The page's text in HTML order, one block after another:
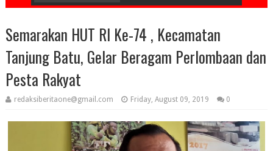
Semarakan HUT RI Ke-74 , Kecamatan
Tanjung Batu, Gelar Beragam Perlombaan dan
Pesta Rakyat
redaksiberitaone@gmail.com Friday, August 09, 2019 0